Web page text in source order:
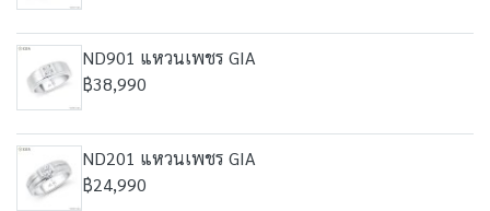
ND901 แหวนเพชร GIA
฿38,990
ND201 แหวนเพชร GIA
฿24,990